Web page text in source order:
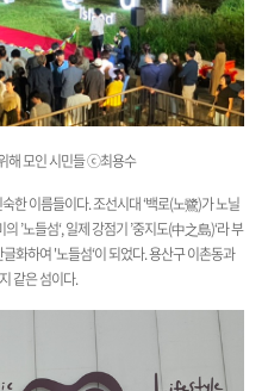
해 모인 시민들 ⓒ최용수
숙한 이름들이다. 조선시대 ‘백로(노鷺)가 노닐
’노들섬‘, 일제 강점기 ’중지도(中之島)‘라 부
화하여 '노들섬‘이 되었다. 용산구 이촌동과
같은 섬이다.